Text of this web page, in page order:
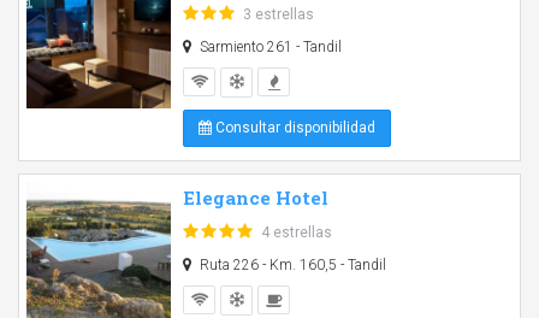
3 estrellas
Sarmiento 261 - Tandil
Consultar disponibilidad
Elegance Hotel
4 estrellas
Ruta 226 - Km. 160,5 - Tandil